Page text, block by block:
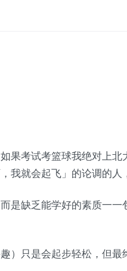
果考试考篮球我绝对上北
我就会起飞」的论调的人
是缺乏能学好的素质一一
）只是会起步轻松，但最